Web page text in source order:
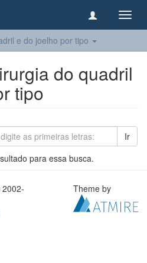
e do joelho​ por tipo
do quadril
tipo
Ir
para essa busca.
Theme by